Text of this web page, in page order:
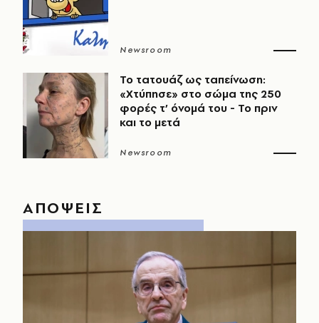
Newsroom
Το τατουάζ ως ταπείνωση:
«Χτύπησε» στο σώμα της 250
φορές τ’ όνομά του - Το πριν
και το μετά
Newsroom
ΑΠΟΨΕΙΣ